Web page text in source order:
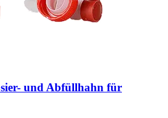
und Abfüllhahn für